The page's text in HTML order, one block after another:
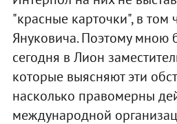
"красные карточки", в том
Януковича. Поэтому мною
сегодня в Лион
которые выясняют эти
насколько правомерны
международной